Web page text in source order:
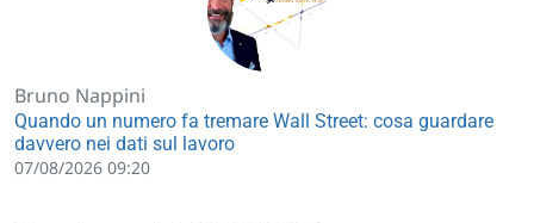
Bruno Nappini
Quando un numero fa tremare Wall Street: cosa guardare
davvero nei dati sul lavoro
07/08/2026 09:20